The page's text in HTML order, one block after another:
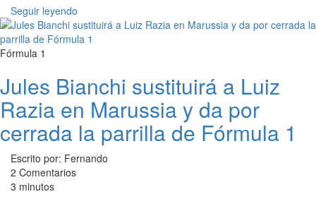
Seguir leyendo
Fórmula 1
Jules Bianchi sustituirá a Luiz
Razia en Marussia y da por
cerrada la parrilla de Fórmula 1
Escrito por: Fernando
2 Comentarios
3 minutos